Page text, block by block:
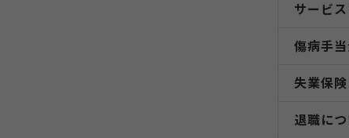
サービ
傷病手
失業保
退職に